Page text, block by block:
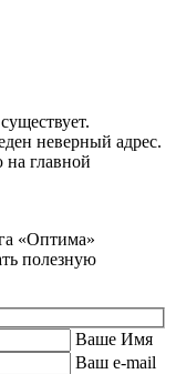
неверный адрес.
главной
«Оптима»
полезную
Ваше Имя
Ваш e-mail